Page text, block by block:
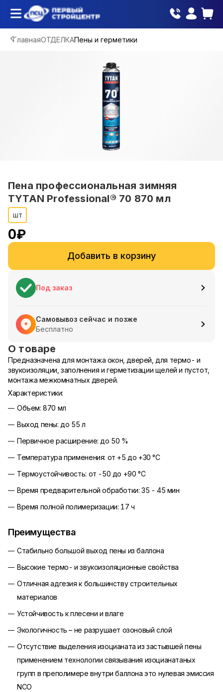
ГлавнаяОТДЕЛКАПены и герметики
Пена профессиональная зимняя
TYTAN Professional® 70 870 мл
шт
0₽
Добавить в корзину
Под заказ
Самовывоз сейчас и позже
Бесплатно
О товаре
Предназначена для монтажа окон, дверей, для термо- и
звукоизоляции, заполнения и герметизации щелей и пустот,
монтажа межкомнатных дверей.
Характеристики:
Объем: 870 мл
Выход пены: до 55 л
Первичное расширение: до 50 %
Температура применения: от +5 до +30 °C
Термоустойчивость: от -50 до +90 °С
Время предварительной обработки: 35 - 45 мин
Время полной полимеризации: 17 ч
Преимущества
Стабильно большой выход пены из баллона
Высокие термо- и звукоизоляционные свойства
Отличная адгезия к большинству строительных
материалов
Устойчивость к плесени и влаге
Экологичность – не разрушает озоновый слой
Отсутствие выделения изоцианата из застывшей пены
применением технологии связывания изоцианатаных
групп в преполимере внутри баллона это нулевая эмиссия
NCO